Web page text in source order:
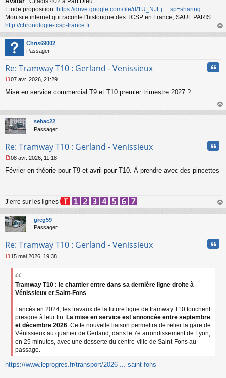
Etude proposition: https://drive.google.com/file/d/1U_NJEj ... sp=sharing
Mon site internet qui raconte l'historique des TCSP en France, SAUF PARIS :
http://chronologie-tcsp-france.fr
au
Chris69002
Passager
Re: Tramway T10 : Gerland - Venissieux
e
a
g
e
o
l
u
07 avr. 2026, 21:29
Mise en service commercial T9 et T10 premier trimestre 2027 ?
au
sebac22
Passager
Re: Tramway T10 : Gerland - Venissieux
e
g
e
n
o
n
u
08 avr. 2026, 11:18
Février en théorie pour T9 et avril pour T10. À prendre avec des pincettes
J’erre sur les lignes
au
greg59
Passager
Re: Tramway T10 : Gerland - Venissieux
e
15 mai 2026, 19:38
Tramway T10 : le chantier entre dans sa dernière ligne droite à
Vénissieux et Saint-Fons
Lancés en 2024, les travaux de la future ligne de tramway T10 touchent
presque à leur fin. La mise en service est annoncée entre septembre
et décembre 2026. Cette nouvelle liaison permettra de relier la gare de
Vénissieux au quartier de Gerland, dans le 7e arrondissement de Lyon,
en 25 minutes, avec une desserte du centre-ville de Saint-Fons au
passage.
https://www.leprogres.fr/transport/2026 ... saint-fons